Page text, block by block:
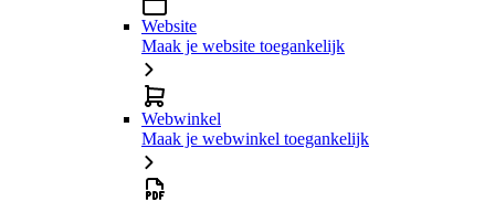
Website
Maak je website toegankelijk
Webwinkel
Maak je webwinkel toegankelijk